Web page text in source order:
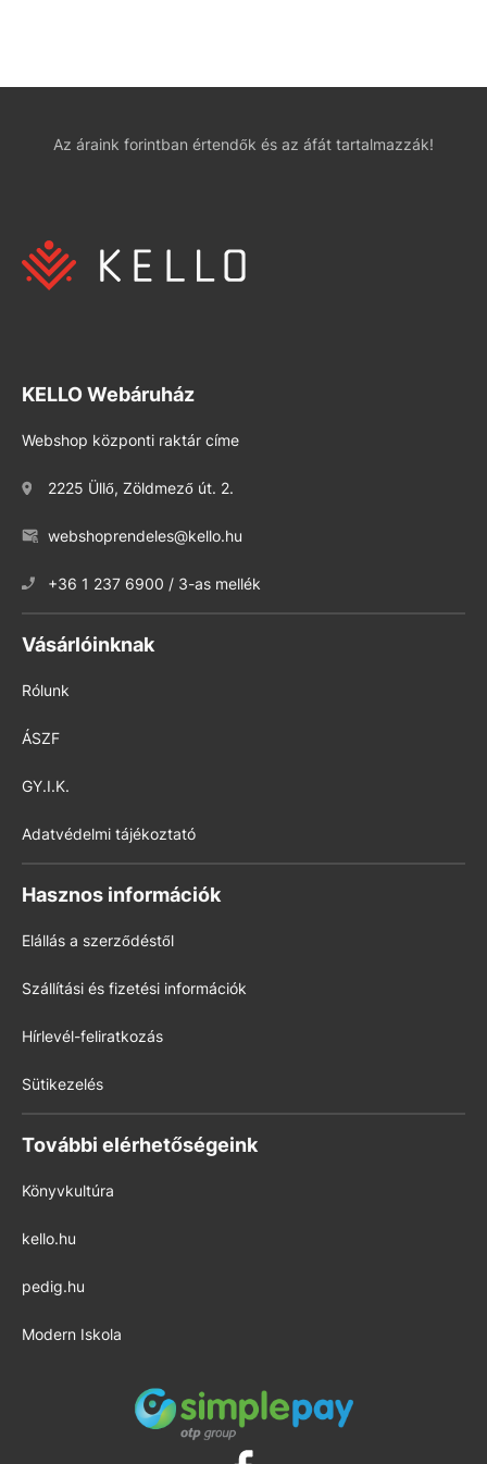
Az áraink forintban értendők és az áfát tartalmazzák!
KELLO Webáruház
Webshop központi raktár címe
2225 Üllő, Zöldmező út. 2.
webshoprendeles@kello.hu
+36 1 237 6900 / 3-as mellék
Vásárlóinknak
Rólunk
ÁSZF
GY.I.K.
Adatvédelmi tájékoztató
Hasznos információk
Elállás a szerződéstől
Szállítási és fizetési információk
Hírlevél-feliratkozás
Sütikezelés
További elérhetőségeink
Könyvkultúra
kello.hu
pedig.hu
Modern Iskola